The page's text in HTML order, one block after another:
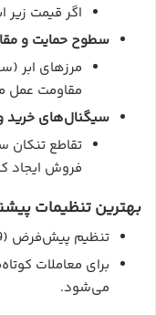
اگر قیمت زیر
سطوح حمایت و
مقاومت عمل
سیگنال‌های
تقاطع تنکان
فروش ایجاد
بهترین تنظیمات
تنظیم پیش‌فرض (9, 26, 52) مناسب برای اکثر بازارها است.
می‌شود.